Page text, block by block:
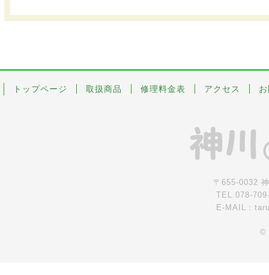
トップページ 取扱商品 修理料金表 アクセス
〒655-0032
TEL.078-
E-MAIL：
©